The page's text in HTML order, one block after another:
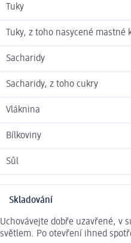
Tuky
Tuky, z toho nasycené mastné
Sacharidy
Sacharidy, z toho cukry
Vláknina
Bílkoviny
Sůl
Skladování
Uchovávejte dobře uzavřené, v
světlem. Po otevření ihned